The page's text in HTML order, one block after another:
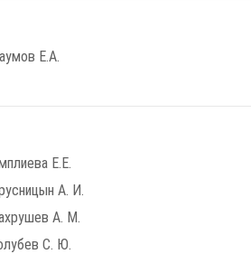
Е.А.
Е.Е.
А. И.
А. М.
С. Ю.